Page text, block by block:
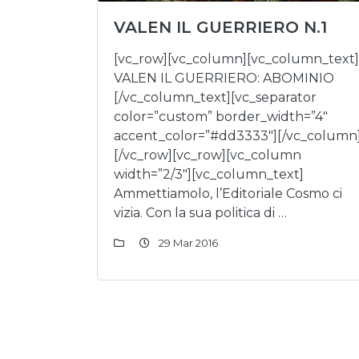
VALEN IL GUERRIERO N.1
[vc_row][vc_column][vc_column_text]
VALEN IL GUERRIERO: ABOMINIO
[/vc_column_text][vc_separator
color=”custom” border_width=”4″
accent_color=”#dd3333″][/
[/vc_row][vc_row][vc_column
width=”2/3″][vc_column_text]
Ammettiamolo, l’Editoriale Cosmo ci
vizia. Con la sua politica di …
29 Mar 2016